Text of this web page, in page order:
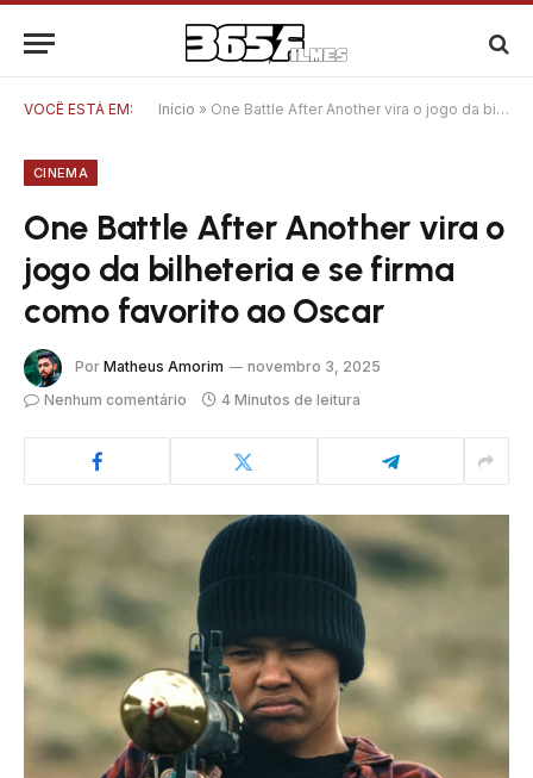
VOCÊ ESTÁ EM: Início » One Battle After Another vira o jogo da bilheteria e se firma como favorito ao Oscar
CINEMA
One Battle After Another vira o
jogo da bilheteria e se firma
como favorito ao Oscar
Por Matheus Amorim
novembro 3, 2025
Nenhum comentário
4 Minutos de leitura